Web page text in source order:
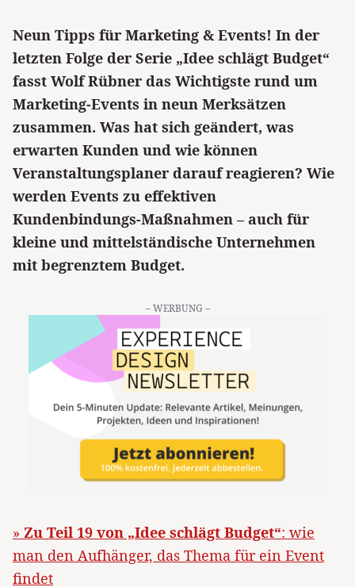
Neun Tipps für Marketing & Events! In der
letzten Folge der Serie „Idee schlägt Budget“
fasst Wolf Rübner das Wichtigste rund um
Marketing-Events in neun Merksätzen
zusammen. Was hat sich geändert, was
erwarten Kunden und wie können
Veranstaltungsplaner darauf reagieren? Wie
werden Events zu effektiven
Kundenbindungs-Maßnahmen – auch für
kleine und mittelständische Unternehmen
mit begrenztem Budget.
– WERBUNG –
» Zu Teil 19 von „Idee schlägt Budget“: wie
man den Aufhänger, das Thema für ein Event
findet